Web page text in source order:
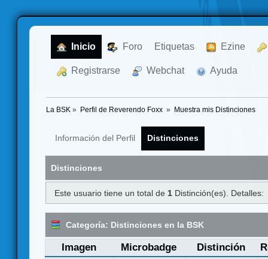
Inicio Foro Etiquetas Ezine
Registrarse Webchat Ayuda
La BSK » Perfil de Reverendo Foxx » Muestra mis Distinciones
Información del Perfil Distinciones
Distinciones
Este usuario tiene un total de 1 Distinción(es). Detalles:
Categoría: Distinciones en la BSK
Imagen Microbadge Distinción